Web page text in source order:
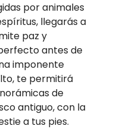
por animales
llegarás a
paz y
antes de
imponente
te permitirá
de
antiguo, con la
a tus pies.